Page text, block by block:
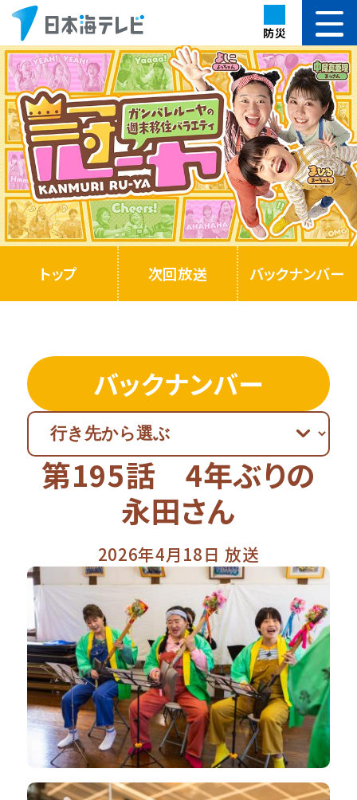
防災
トップ 次回放送 バックナンバー
バックナンバー
第195話 4年ぶりの
永田さん
2026年4月18日 放送